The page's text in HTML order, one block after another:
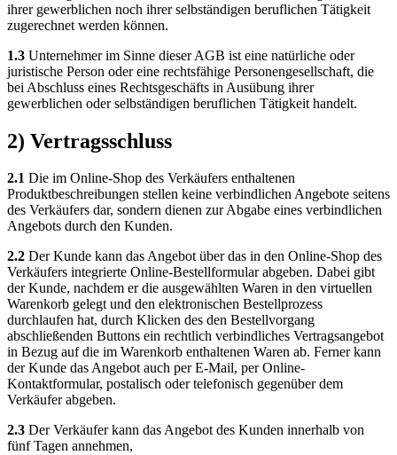
ihrer gewerblichen noch ihrer selbständigen beruflichen Tätigkeit
zugerechnet werden können.
1.3 Unternehmer im Sinne dieser AGB ist eine natürliche oder
juristische Person oder eine rechtsfähige Personengesellschaft, die
bei Abschluss eines Rechtsgeschäfts in Ausübung ihrer
gewerblichen oder selbständigen beruflichen Tätigkeit handelt.
2) Vertragsschluss
2.1 Die im Online-Shop des Verkäufers enthaltenen
Produktbeschreibungen stellen keine verbindlichen Angebote seitens
des Verkäufers dar, sondern dienen zur Abgabe eines verbindlichen
Angebots durch den Kunden.
2.2 Der Kunde kann das Angebot über das in den Online-Shop des
Verkäufers integrierte Online-Bestellformular abgeben. Dabei gibt
der Kunde, nachdem er die ausgewählten Waren in den virtuellen
Warenkorb gelegt und den elektronischen Bestellprozess
durchlaufen hat, durch Klicken des den Bestellvorgang
abschließenden Buttons ein rechtlich verbindliches Vertragsangebot
in Bezug auf die im Warenkorb enthaltenen Waren ab. Ferner kann
der Kunde das Angebot auch per E-Mail, per Online-
Kontaktformular, postalisch oder telefonisch gegenüber dem
Verkäufer abgeben.
2.3 Der Verkäufer kann das Angebot des Kunden innerhalb von
fünf Tagen annehmen,